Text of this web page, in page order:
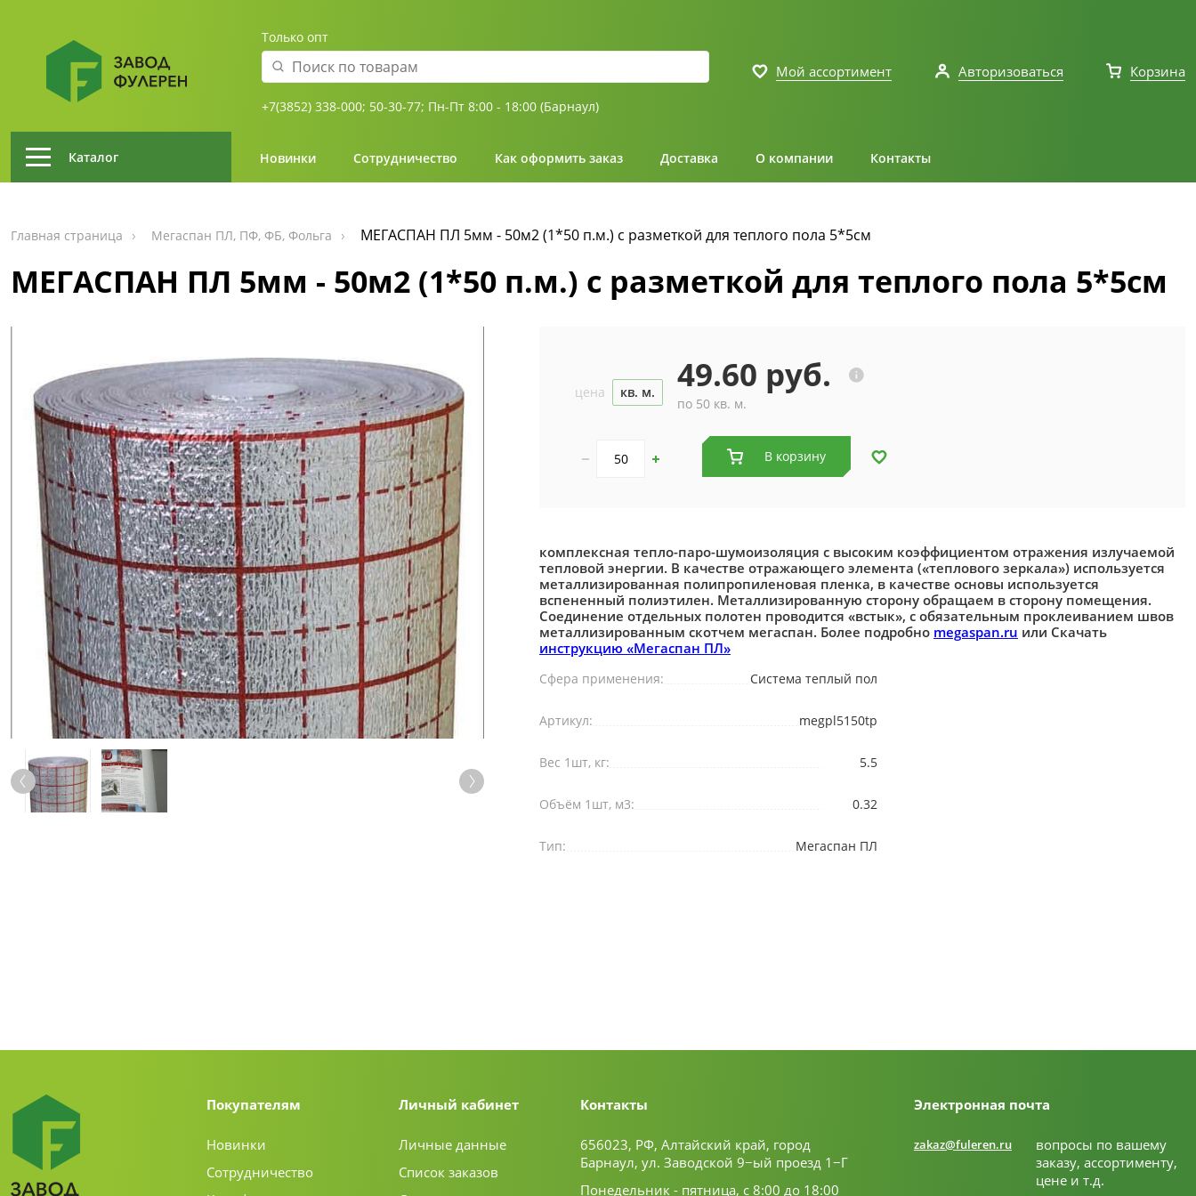
Только опт
+7(3852) 338-000; 50-30-77; Пн-Пт 8:00 - 18:00 (Барнаул)
Мой ассортимент Авторизоваться Корзина
Каталог Новинки Сотрудничество Как оформить заказ Доставка О компании Контакты
Главная страница Мегаспан ПЛ, ПФ, ФБ, Фольга МЕГАСПАН ПЛ 5мм - 50м2 (1*50 п.м.) с разметкой для теплого пола 5*5см
МЕГАСПАН ПЛ 5мм - 50м2 (1*50 п.м.) с разметкой для теплого пола 5*5см
цена кв. м. 49.60 руб.
по 50 кв. м.
В корзину
комплексная тепло-паро-шумоизоляция с высоким коэффициентом отражения излучаемой
тепловой энергии. В качестве отражающего элемента («теплового зеркала») используется
металлизированная полипропиленовая пленка, в качестве основы используется
вспененный полиэтилен. Металлизированную сторону обращаем в сторону помещения.
Соединение отдельных полотен проводится «встык», с обязательным проклеиванием швов
металлизированным скотчем мегаспан. Более подробно megaspan.ru или Скачать
инструкцию «Мегаспан ПЛ»
Сфера применения: Система теплый пол
Артикул: megpl5150tp
Вес 1шт, кг: 5.5
Объём 1шт, м3: 0.32
Тип: Мегаспан ПЛ
Покупателям
Новинки
Сотрудничество
Личный кабинет
Личные данные
Список заказов
Контакты
656023, РФ, Алтайский край, город
Барнаул, ул. Заводской 9−ый проезд 1−Г
Понедельник - пятница, с 8:00 до 18:00
Электронная почта
zakaz@fuleren.ru
вопросы по вашему
заказу, ассортименту,
цене и т.д.